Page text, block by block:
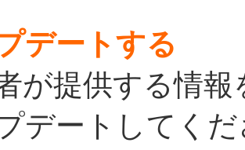
デートする
が提供する情
デートしてく